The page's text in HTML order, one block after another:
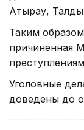
Атырау,
Таким
причиненная
Уголовные
доведены до